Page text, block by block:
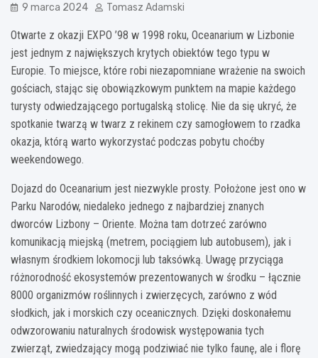
9 marca 2024 Tomasz Adamski
Otwarte z okazji EXPO ’98 w 1998 roku, Oceanarium w Lizbonie
jest jednym z największych krytych obiektów tego typu w
Europie. To miejsce, które robi niezapomniane wrażenie na swoich
gościach, stając się obowiązkowym punktem na mapie każdego
turysty odwiedzającego portugalską stolicę. Nie da się ukryć, że
spotkanie twarzą w twarz z rekinem czy samogłowem to rzadka
okazja, którą warto wykorzystać podczas pobytu choćby
weekendowego.
Dojazd do Oceanarium jest niezwykle prosty. Położone jest ono w
Parku Narodów, niedaleko jednego z najbardziej znanych
dworców Lizbony – Oriente. Można tam dotrzeć zarówno
komunikacją miejską (metrem, pociągiem lub autobusem), jak i
własnym środkiem lokomocji lub taksówką. Uwagę przyciąga
różnorodność ekosystemów prezentowanych w środku – łącznie
8000 organizmów roślinnych i zwierzęcych, zarówno z wód
słodkich, jak i morskich czy oceanicznych. Dzięki doskonałemu
odwzorowaniu naturalnych środowisk występowania tych
zwierząt, zwiedzający mogą podziwiać nie tylko faunę, ale i florę